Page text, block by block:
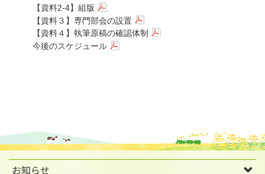
【資料2-4】組版
【資料３】専門部会の設置
【資料４】執筆原稿の確認体制
今後のスケジュール
お知らせ